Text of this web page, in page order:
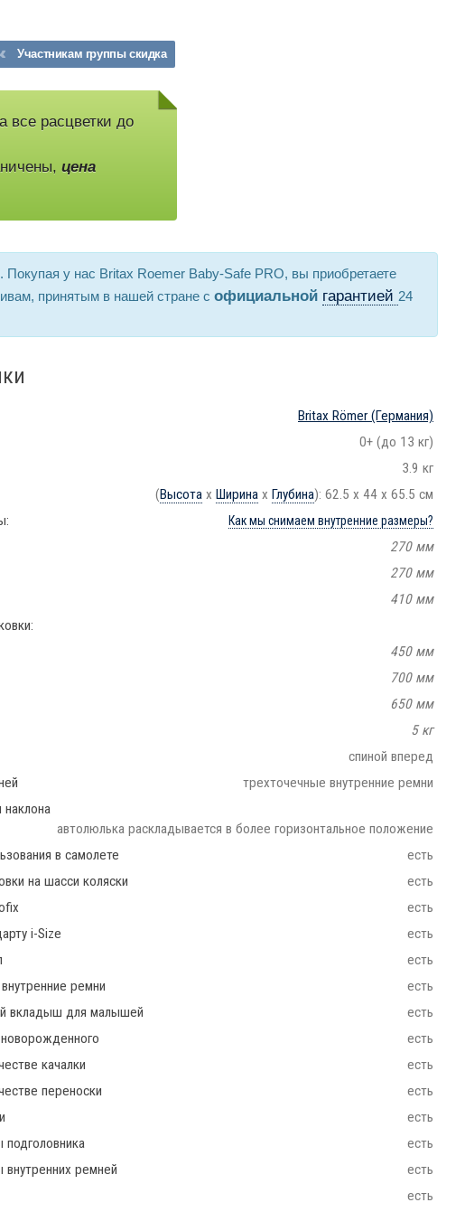
Участникам группыскидка
все расцветки до
цена
у нас Britax Roemer Baby-Safe PRO, вы приобретаете
принятым в нашей стране с официальной гарантией 24
Britax Römer(Германия)
0+ (до 13 кг)
3.9 кг
(Высота х Ширина х Глубина): 62.5 x 44 x 65.5 см
Как мы снимаем внутренние размеры?
270 мм
270 мм
410 мм
450 мм
700 мм
650 мм
5 кг
спиной вперед
трехточечные внутренние ремни
наклона
автолюлька раскладывается в более горизонтальное положение
в самолете
есть
на шасси коляски
есть
есть
i-Size
есть
есть
ремни
есть
вкладыш для малышей
есть
есть
качалки
есть
переноски
есть
есть
подголовника
есть
внутренних ремней
есть
есть